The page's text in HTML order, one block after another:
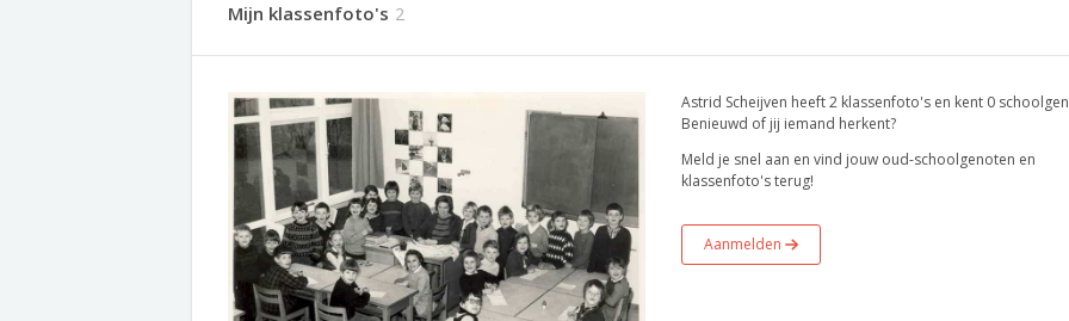
Mijn klassenfoto's 2
Astrid Scheijven heeft 2 klassenfoto's en kent 0
Benieuwd of jij iemand herkent?
Meld je snel aan en vind jouw oud-schoolgenoten en
klassenfoto's terug!
Aanmelden